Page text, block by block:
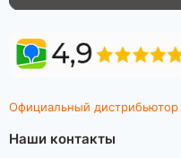
Официальный дистрибьютор
Наши контакты